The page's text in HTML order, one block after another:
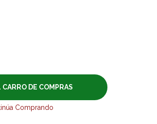
Comprando